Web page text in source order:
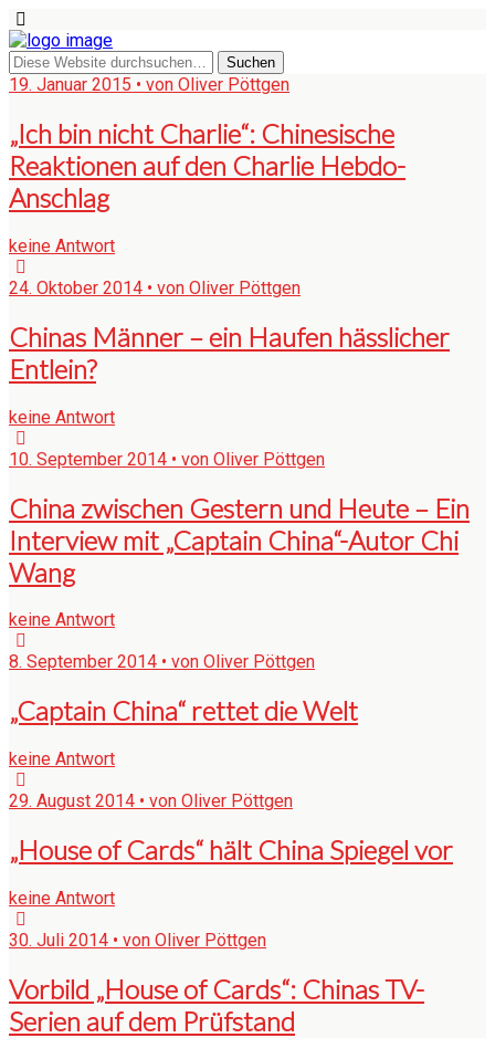
19. Januar 2015 • von Oliver Pöttgen
„Ich bin nicht Charlie“: Chinesische
Reaktionen auf den Charlie Hebdo-
Anschlag
keine Antwort
24. Oktober 2014 • von Oliver Pöttgen
Chinas Männer – ein Haufen hässlicher
Entlein?
keine Antwort
10. September 2014 • von Oliver Pöttgen
China zwischen Gestern und Heute – Ein
Interview mit „Captain China“-Autor Chi
Wang
keine Antwort
8. September 2014 • von Oliver Pöttgen
„Captain China“ rettet die Welt
keine Antwort
29. August 2014 • von Oliver Pöttgen
„House of Cards“ hält China Spiegel vor
keine Antwort
30. Juli 2014 • von Oliver Pöttgen
Vorbild „House of Cards“: Chinas TV-
Serien auf dem Prüfstand